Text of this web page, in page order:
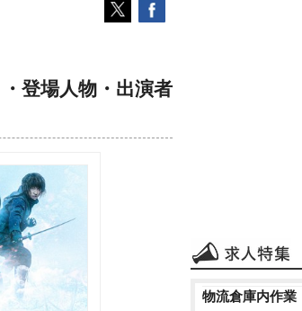
登場人物・出演者
物流倉庫内作業